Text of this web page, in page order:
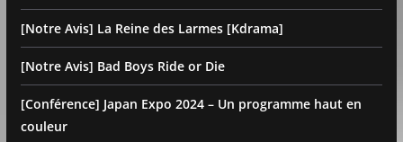
[Notre Avis] La Reine des Larmes [Kdrama]
[Notre Avis] Bad Boys Ride or Die
[Conférence] Japan Expo 2024 – Un programme haut en
couleur